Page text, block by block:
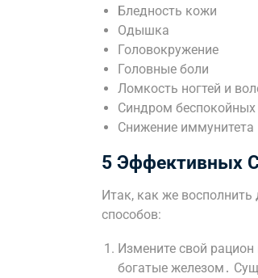
Бледность кожи
Одышка
Головокружение
Головные боли
Ломкость ногтей и
Синдром беспокойных
Снижение иммунитета
5 Эффективных
Итак, как же
способов:
Измените свой
богатые железом․